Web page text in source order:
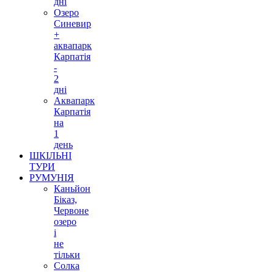
Озеро
Синевир
+
аквапарк
Карпатія
-
2
дні
Аквапарк
Карпатія
на
1
день
ШКІЛЬНІ
ТУРИ
РУМУНІЯ
Каньйон
Біказ,
Червоне
озеро
і
не
тільки
Солка